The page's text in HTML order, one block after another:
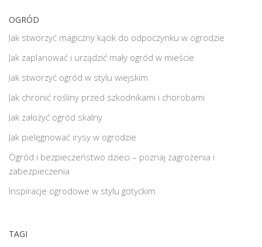
OGRÓD
Jak stworzyć magiczny kącik do odpoczynku w ogrodzie
Jak zaplanować i urządzić mały ogród w mieście
Jak stworzyć ogród w stylu wiejskim
Jak chronić rośliny przed szkodnikami i chorobami
Jak założyć ogród skalny
Jak pielęgnować irysy w ogrodzie
Ogród i bezpieczeństwo dzieci – poznaj zagrożenia i
zabezpieczenia
Inspiracje ogrodowe w stylu gotyckim
TAGI